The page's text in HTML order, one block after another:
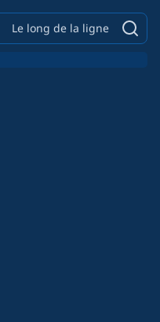
Le long de la ligne